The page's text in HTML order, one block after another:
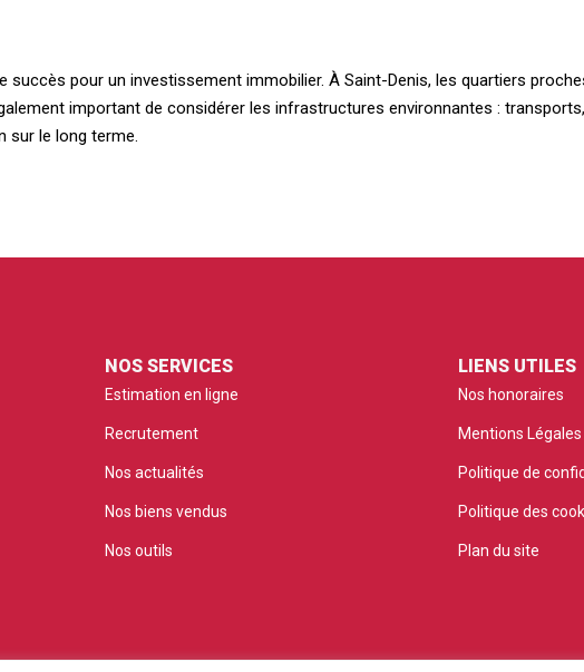
succès pour un investissement immobilier. À Saint-Denis, les quartiers
important de considérer les infrastructures environnantes :
sur le long terme.
NOS SERVICES
Estimation en ligne
Recrutement
Nos actualités
Nos biens vendus
Nos outils
LIENS UTILES
Nos honoraires
Mentions Légales
Politique de
Politique des
Plan du site